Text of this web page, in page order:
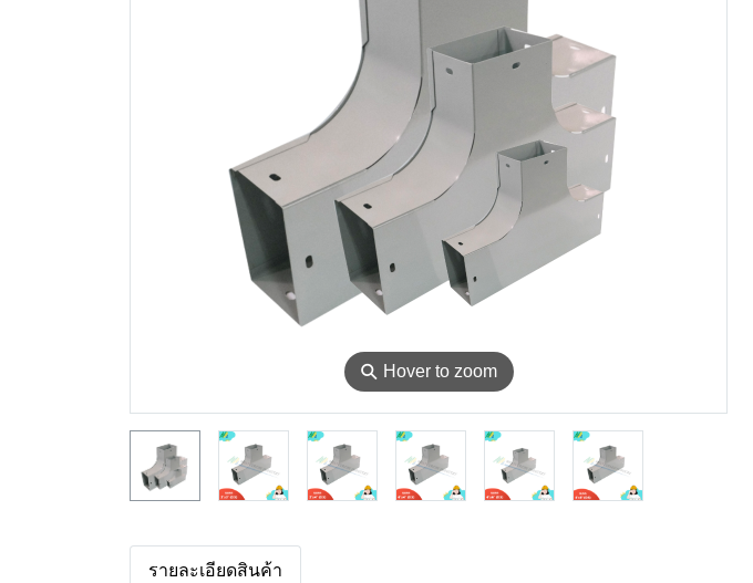
⚲ Hover to zoom
รายละเอียดสินค้า